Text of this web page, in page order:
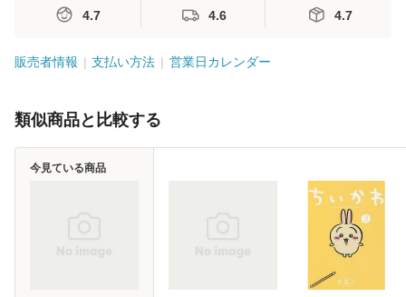
4.7 4.6 4.7
販売者情報 支払い方法 営業日カレンダー
類似商品と比較する
今見ている商品